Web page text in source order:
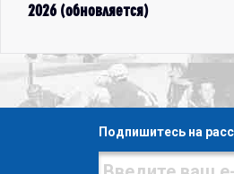
2026 (обновляется)
Подпишитесь на